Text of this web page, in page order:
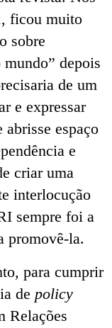
ficou muito
sobre
depois
de um
e expressar
espaço
e
criar uma
interlocução
sempre foi a
promovê-la.
para cumprir
de policy
Relações